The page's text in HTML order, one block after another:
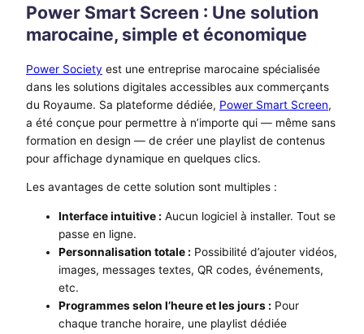
Power Smart Screen : Une solution
marocaine, simple et économique
Power Society est une entreprise marocaine spécialisée
dans les solutions digitales accessibles aux commerçants
du Royaume. Sa plateforme dédiée, Power Smart Screen,
a été conçue pour permettre à n’importe qui — même sans
formation en design — de créer une playlist de contenus
pour affichage dynamique en quelques clics.
Les avantages de cette solution sont multiples :
Interface intuitive : Aucun logiciel à installer. Tout se
passe en ligne.
Personnalisation totale : Possibilité d’ajouter vidéos,
images, messages textes, QR codes, événements,
etc.
Programmes selon l’heure et les jours : Pour
chaque tranche horaire, une playlist dédiée